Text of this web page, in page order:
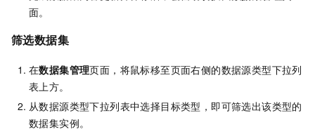
面。
筛选数据集
在数据集管理页面，将鼠标移至页面右侧的数据源类型下拉列
表上方。
从数据源类型下拉列表中选择目标类型，即可筛选出该类型的
数据集实例。